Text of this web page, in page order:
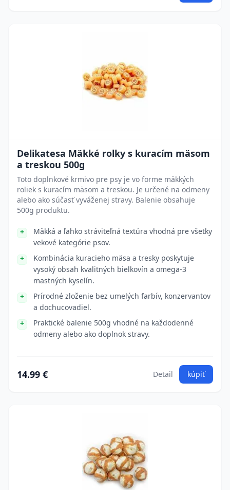
Delikatesa Mäkké rolky s kuracím mäsom
a treskou 500g
Toto doplnkové krmivo pre psy je vo forme mäkkých
roliek s kuracím mäsom a treskou. Je určené na odmeny
alebo ako súčasť vyváženej stravy. Balenie obsahuje
500g produktu.
Mäkká a ľahko stráviteľná textúra vhodná pre všetky
vekové kategórie psov.
Kombinácia kuracieho mäsa a tresky poskytuje
vysoký obsah kvalitných bielkovín a omega-3
mastných kyselín.
Prírodné zloženie bez umelých farbív, konzervantov
a dochucovadiel.
Praktické balenie 500g vhodné na každodenné
odmeny alebo ako doplnok stravy.
14.99 € Detail kúpiť